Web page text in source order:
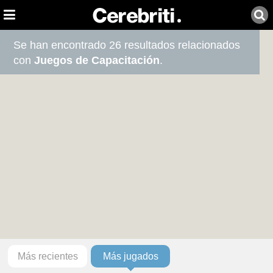
Se han encontrado 26 resultados relacionados
conJuegos de Capacitación.
Más recientes Más jugados